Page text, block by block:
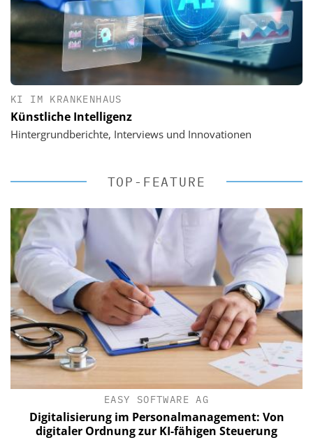
KI IM KRANKENHAUS
Künstliche Intelligenz
Hintergrundberichte, Interviews und Innovationen
TOP-FEATURE
EASY SOFTWARE AG
Digitalisierung im Personalmanagement: Von
digitaler Ordnung zur KI-fähigen Steuerung